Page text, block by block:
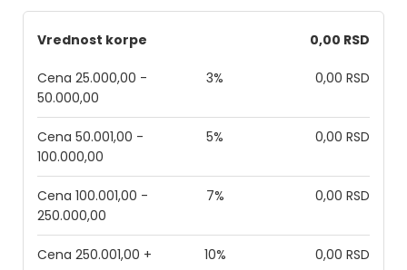
Vrednost korpe 0,00 RSD
Cena 25.000,00 -
50.000,00
3% 0,00 RSD
Cena 50.001,00 -
100.000,00
5% 0,00 RSD
Cena 100.001,00 -
250.000,00
7% 0,00 RSD
Cena 250.001,00 + 10% 0,00 RSD